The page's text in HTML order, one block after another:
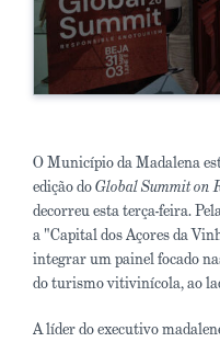
O Município da Madalena
edição doGlobal Summit on
decorreu esta terça-feira.
a "Capital dos Açores da
integrar um painel focado
do turismo vitivinícola, ao
A líder do executivo